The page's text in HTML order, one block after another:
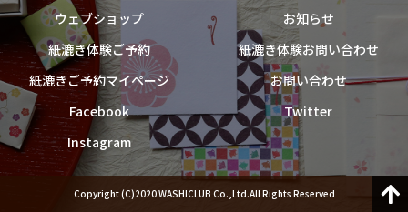
ウェブショップ
お知らせ
紙漉き体験ご予約
紙漉き体験お問い合わせ
紙漉きご予約マイページ
お問い合わせ
Facebook
Twitter
Instagram
Copyright (C)2020 WASHICLUB Co.,Ltd.All Rights Reserved